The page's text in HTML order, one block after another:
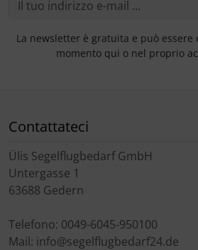
La newsletter è gratuita e può essere
momento qui o nel proprio
Contattateci
Ülis Segelflugbedarf GmbH
Untergasse 1
63688 Gedern
Telefono: 0049-6045-950100
Mail: info@segelflugbedarf24.de